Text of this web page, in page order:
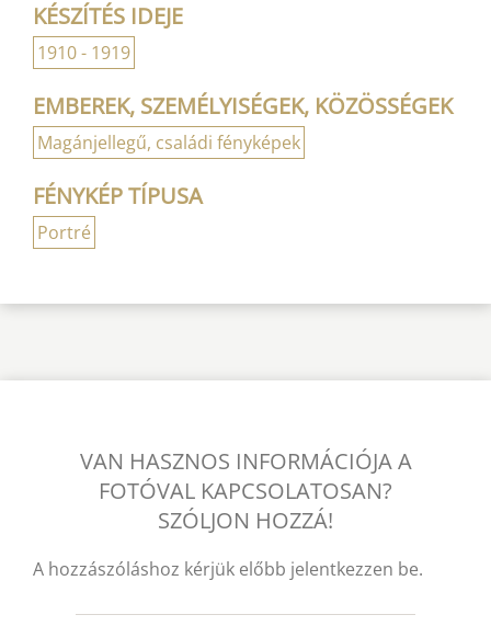
KÉSZÍTÉS IDEJE
1910 - 1919
EMBEREK, SZEMÉLYISÉGEK, KÖZÖSSÉGEK
Magánjellegű, családi fényképek
FÉNYKÉP TÍPUSA
Portré
VAN HASZNOS INFORMÁCIÓJA A
FOTÓVAL KAPCSOLATOSAN?
SZÓLJON HOZZÁ!
A hozzászóláshoz kérjük előbb jelentkezzen be.